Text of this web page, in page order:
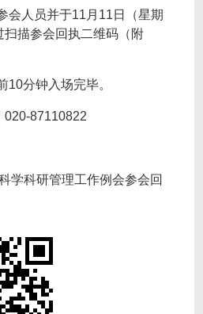
会人员并于11月11日（星期
扫描参会回执二维码（附
10分钟入场完毕。
87110822
学科研管理工作例会参会回